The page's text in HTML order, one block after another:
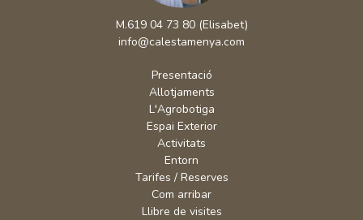
info@calestamenya.com
Presentació
Allotjaments
L'Agrobotiga
Espai Exterior
Activitats
Entorn
Tarifes / Reserves